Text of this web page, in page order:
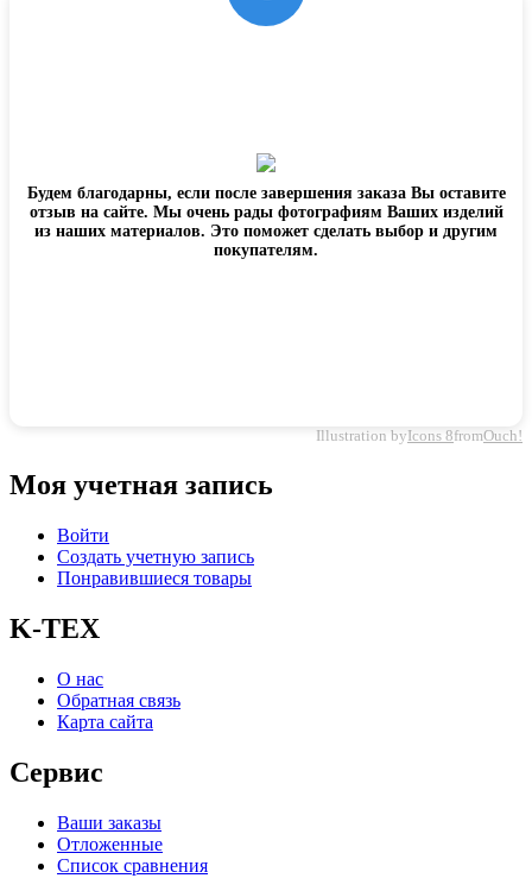
Будем благодарны, если после завершения заказа Вы оставите
отзыв на сайте. Мы очень рады фотографиям Ваших изделий
из наших материалов. Это поможет сделать выбор и другим
покупателям.
Illustration byIcons 8fromOuch!
Моя учетная запись
Войти
Создать учетную запись
Понравившиеся товары
K-TEX
О нас
Обратная связь
Карта сайта
Сервис
Ваши заказы
Отложенные
Список сравнения